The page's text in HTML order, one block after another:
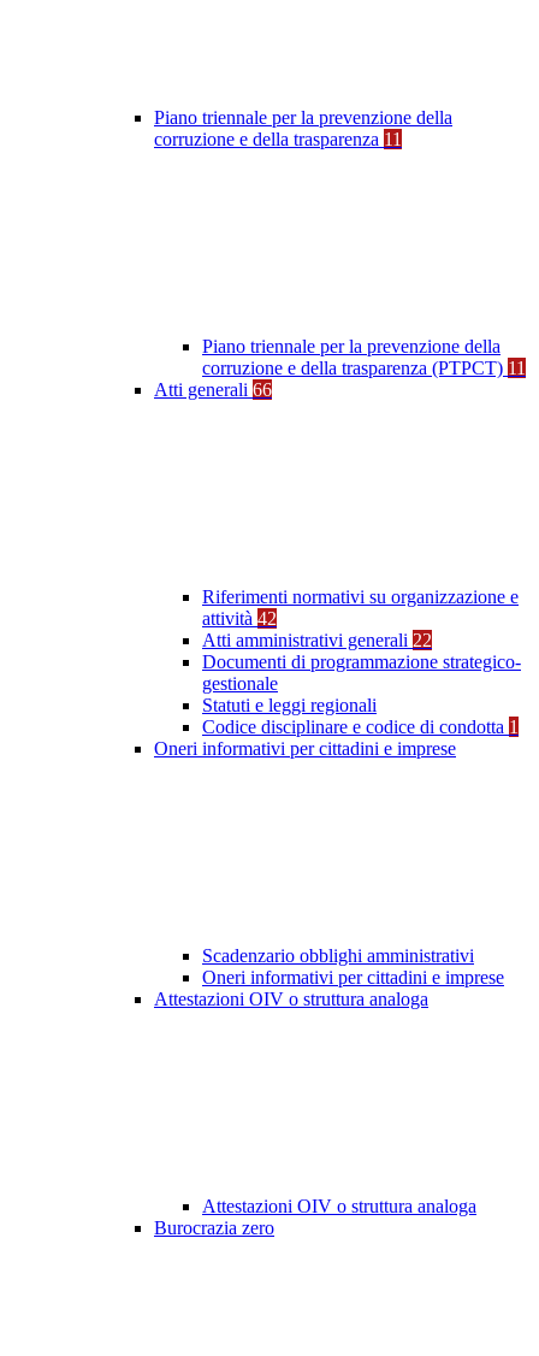
Piano triennale per la prevenzione della
corruzione e della trasparenza 11
Piano triennale per la prevenzione della
corruzione e della trasparenza (PTPCT) 11
Atti generali 66
Riferimenti normativi su organizzazione e
attività 42
Atti amministrativi generali 22
Documenti di programmazione strategico-
gestionale
Statuti e leggi regionali
Codice disciplinare e codice di condotta 1
Oneri informativi per cittadini e imprese
Scadenzario obblighi amministrativi
Oneri informativi per cittadini e imprese
Attestazioni OIV o struttura analoga
Attestazioni OIV o struttura analoga
Burocrazia zero